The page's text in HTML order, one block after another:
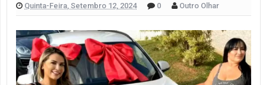
Quinta-Feira, Setembro 12, 2024 0 Outro Olhar